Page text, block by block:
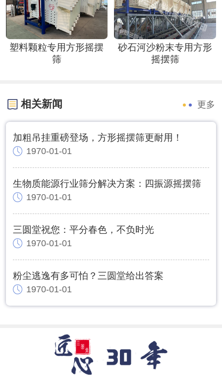
塑料颗粒专用方形摇摆
筛
砂石河沙粉末专用方形
摇摆筛
相关新闻 更多
加粗吊挂重磅登场，方形摇摆筛更耐用！
1970-01-01
生物质能源行业筛分解决方案：四振源摇摆筛
1970-01-01
三圆堂祝您：平分春色，不负时光
1970-01-01
粉尘逃逸有多可怕？三圆堂给出答案
1970-01-01